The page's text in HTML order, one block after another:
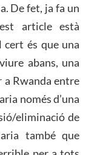
De fet, ja fa un
article està
és que una
abans, una
a Rwanda entre
només d’una
eliminació de
també que